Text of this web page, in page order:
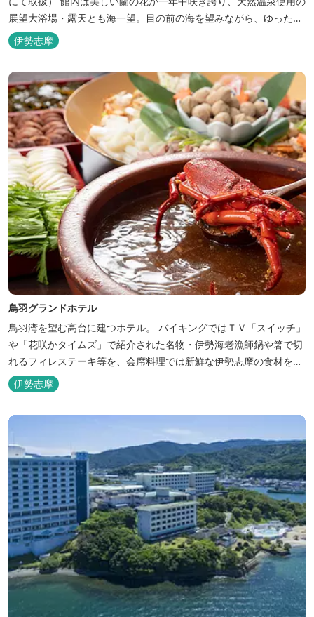
展望大浴場・露天とも海一望。目の前の海を望みながら、ゆったり
とした時間をお過ごし下さい。
伊勢志摩
鳥羽グランドホテル
鳥羽湾を望む高台に建つホテル。 バイキングではＴＶ「スイッチ」
や「花咲かタイムズ」で紹介された名物・伊勢海老漁師鍋や箸で切
れるフィレステーキ等を、会席料理では新鮮な伊勢志摩の食材をお
楽しみいただけます。
伊勢志摩